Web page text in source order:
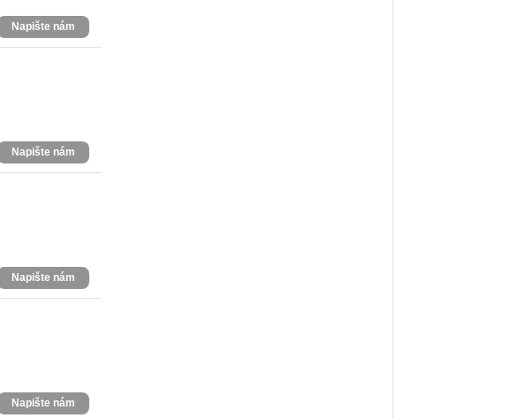
Napište nám
Napište nám
Napište nám
Napište nám